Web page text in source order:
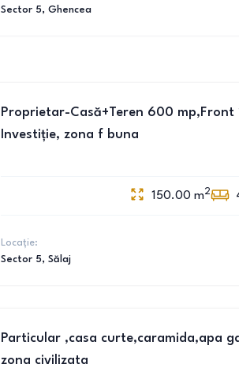
Sector 5, Ghencea
Proprietar-Casă+Teren 600 mp,Front
Investiție, zona f buna
150.00 m2
Locație:
Sector 5, Sălaj
Particular ,casa curte,caramida,apa
zona civilizata